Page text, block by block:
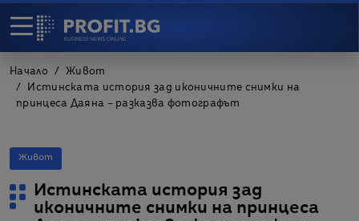
Начало
Живот
Истинската история зад иконичните снимки на
принцеса Даяна – разказва фотографът
Живот
Истинската история зад
иконичните снимки на принцеса